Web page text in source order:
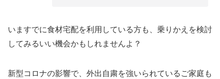
いますでに食材宅配を利用している方も、乗りかえを検討
してみるいい機会かもしれませんよ？
新型コロナの影響で、外出自粛を強いられているご家庭も